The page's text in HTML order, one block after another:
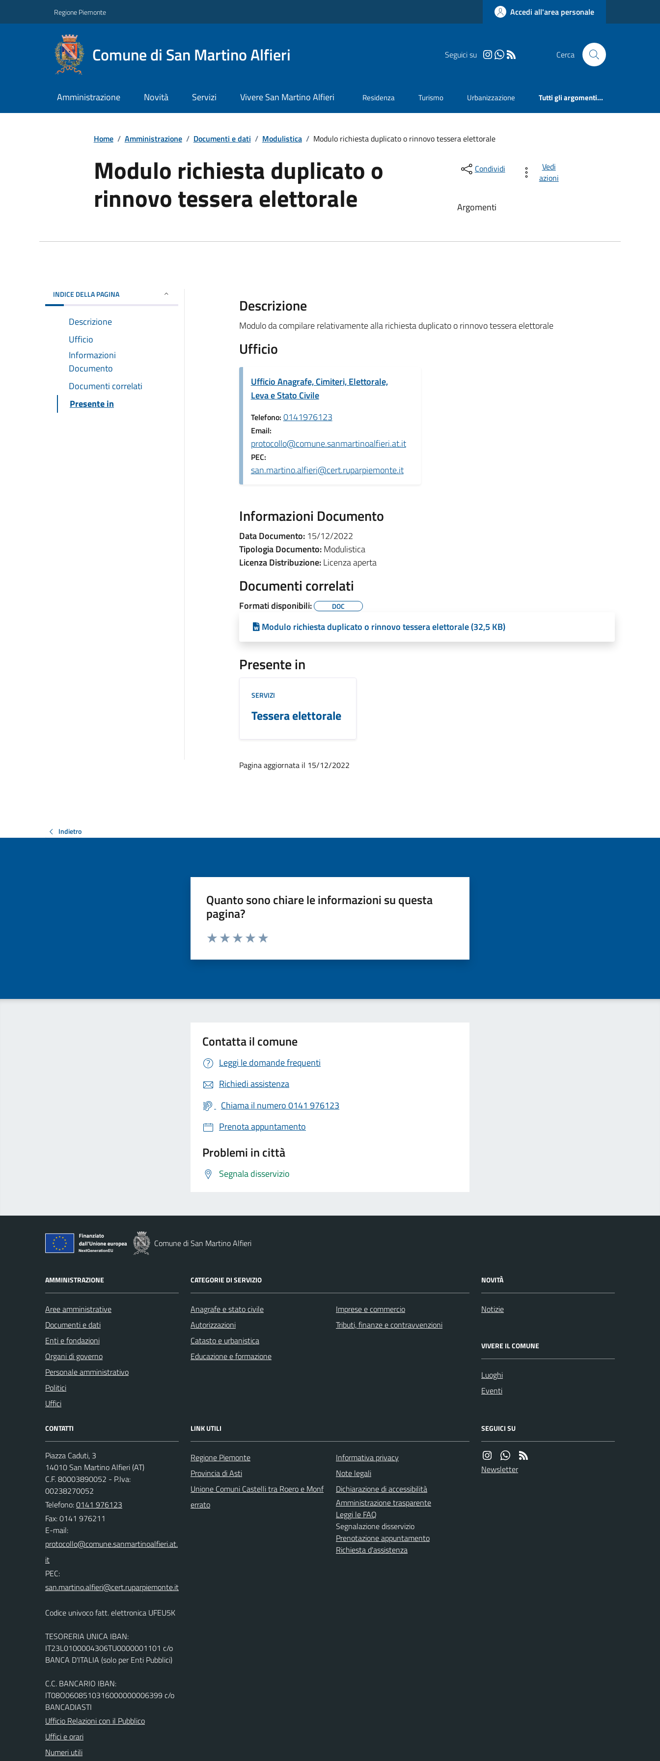
Regione Piemonte Accedi all'area personale
Comune di San Martino Alfieri Seguici su Cerca
Amministrazione Novità Servizi Vivere San Martino Alfieri Residenza Turismo Urbanizzazione Tutti gli argomenti...
Home / Amministrazione / Documenti e dati / Modulistica / Modulo richiesta duplicato o rinnovo tessera elettorale
Modulo richiesta duplicato o
rinnovo tessera elettorale
Condividi
Vedi
azioni
Argomenti
INDICE DELLA PAGINA
Descrizione
Ufficio
Informazioni
Documento
Documenti correlati
Presente in
Descrizione
Modulo da compilare relativamente alla richiesta duplicato o rinnovo tessera elettorale
Ufficio
Ufficio Anagrafe, Cimiteri, Elettorale,
Leva e Stato Civile
Telefono: 0141976123
Email:
protocollo@comune.sanmartinoalfieri.at.it
PEC:
san.martino.alfieri@cert.ruparpiemonte.it
Informazioni Documento
Data Documento:15/12/2022
Tipologia Documento:Modulistica
Licenza Distribuzione:Licenza aperta
Documenti correlati
Formati disponibili: DOC
Modulo richiesta duplicato o rinnovo tessera elettorale (32,5 KB)
Presente in
SERVIZI
Tessera elettorale
Pagina aggiornata il 15/12/2022
Indietro
Quanto sono chiare le informazioni su questa
pagina?
Valuta da 1 a 5 stelle la pagina
Contatta il comune
Leggi le domande frequenti
Richiedi assistenza
Chiama il numero 0141 976123
Prenota appuntamento
Problemi in città
Segnala disservizio
Comune di San Martino Alfieri
AMMINISTRAZIONE
Aree amministrative
Documenti e dati
Enti e fondazioni
Organi di governo
Personale amministrativo
Politici
Uffici
CATEGORIE DI SERVIZIO
Anagrafe e stato civile
Autorizzazioni
Catasto e urbanistica
Educazione e formazione
Imprese e commercio
Tributi, finanze e contravvenzioni
NOVITÀ
Notizie
VIVERE IL COMUNE
Luoghi
Eventi
CONTATTI
Piazza Caduti, 3
14010 San Martino Alfieri (AT)
C.F. 80003890052 - P.Iva:
00238270052
Telefono:0141 976123
Fax: 0141 976211
E-mail:
PEC:
Codice univoco fatt. elettronica UFEU5K
TESORERIA UNICA IBAN:
IT23L0100004306TU0000001101 c/o
BANCA D'ITALIA (solo per Enti Pubblici)
C.C. BANCARIO IBAN:
IT08O0608510316000000006399 c/o
BANCADIASTI
Ufficio Relazioni con il Pubblico
Uffici e orari
Numeri utili
LINK UTILI
Regione Piemonte
Provincia di Asti
Unione Comuni Castelli tra Roero e Monf
errato
Informativa privacy
Note legali
Dichiarazione di accessibilità
Amministrazione trasparente
Leggi le FAQ
Segnalazione disservizio
Prenotazione appuntamento
Richiesta d'assistenza
SEGUICI SU
Newsletter